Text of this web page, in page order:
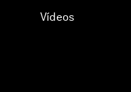
Vídeos